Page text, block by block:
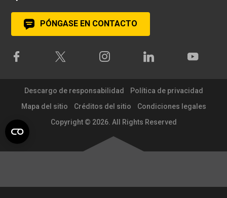
PÓNGASE EN CONTACTO
Descargo de responsabilidad
Política de privacidad
Mapa del sitio
Créditos del sitio
Condiciones legales
Copyright © 2026. All Rights Reserved